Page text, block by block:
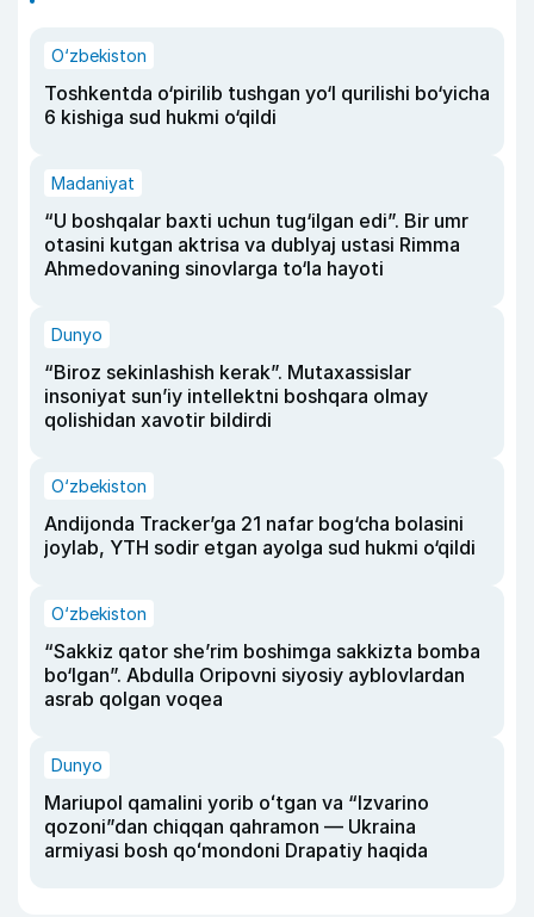
O‘zbekiston
Toshkentda o‘pirilib tushgan yo‘l qurilishi bo‘yicha
6 kishiga sud hukmi o‘qildi
Madaniyat
“U boshqalar baxti uchun tug‘ilgan edi”. Bir umr
otasini kutgan aktrisa va dublyaj ustasi Rimma
Ahmedovaning sinovlarga to‘la hayoti
Dunyo
“Biroz sekinlashish kerak”. Mutaxassislar
insoniyat sun’iy intellektni boshqara olmay
qolishidan xavotir bildirdi
O‘zbekiston
Andijonda Tracker’ga 21 nafar bog‘cha bolasini
joylab, YTH sodir etgan ayolga sud hukmi o‘qildi
O‘zbekiston
“Sakkiz qator she’rim boshimga sakkizta bomba
bo‘lgan”. Abdulla Oripovni siyosiy ayblovlardan
asrab qolgan voqea
Dunyo
Mariupol qamalini yorib oʻtgan va “Izvarino
qozoni”dan chiqqan qahramon — Ukraina
armiyasi bosh qoʻmondoni Drapatiy haqida